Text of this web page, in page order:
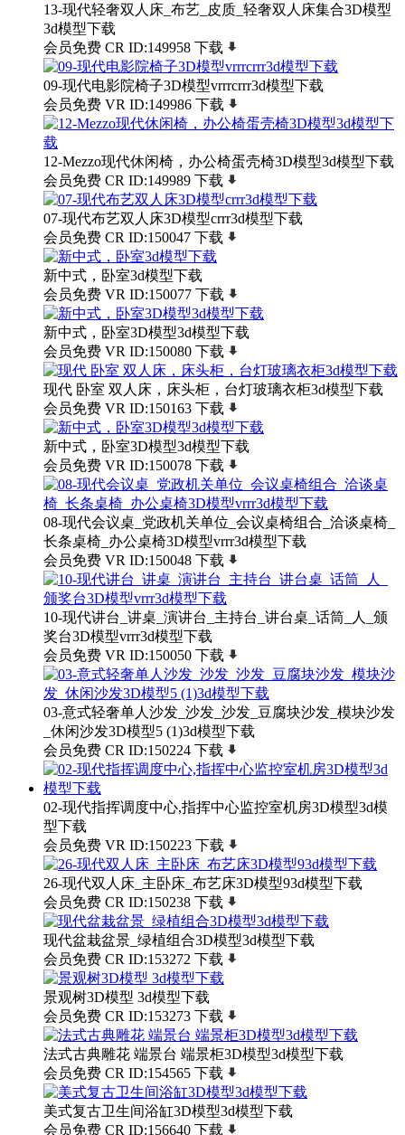
13-现代轻奢双人床_布艺_皮质_轻奢双人床集合3D模型
3d模型下载
会员免费 CR ID:149958 下载
09-现代电影院椅子3D模型vrrrcrrr3d模型下载
会员免费 VR ID:149986 下载
12-Mezzo现代休闲椅，办公椅蛋壳椅3D模型3d模型下载
会员免费 CR ID:149989 下载
07-现代布艺双人床3D模型crrr3d模型下载
会员免费 CR ID:150047 下载
新中式，卧室3d模型下载
会员免费 VR ID:150077 下载
新中式，卧室3D模型3d模型下载
会员免费 VR ID:150080 下载
现代 卧室 双人床，床头柜，台灯玻璃衣柜3d模型下载
会员免费 VR ID:150163 下载
新中式，卧室3D模型3d模型下载
会员免费 VR ID:150078 下载
08-现代会议桌_党政机关单位_会议桌椅组合_洽谈桌椅_
长条桌椅_办公桌椅3D模型vrrr3d模型下载
会员免费 VR ID:150048 下载
10-现代讲台_讲桌_演讲台_主持台_讲台桌_话筒_人_颁
奖台3D模型vrrr3d模型下载
会员免费 VR ID:150050 下载
03-意式轻奢单人沙发_沙发_沙发_豆腐块沙发_模块沙发
_休闲沙发3D模型5 (1)3d模型下载
会员免费 CR ID:150224 下载
02-现代指挥调度中心,指挥中心监控室机房3D模型3d模
型下载
会员免费 VR ID:150223 下载
26-现代双人床_主卧床_布艺床3D模型93d模型下载
会员免费 CR ID:150238 下载
现代盆栽盆景_绿植组合3D模型3d模型下载
会员免费 CR ID:153272 下载
景观树3D模型 3d模型下载
会员免费 CR ID:153273 下载
法式古典雕花 端景台 端景柜3D模型3d模型下载
会员免费 CR ID:154565 下载
美式复古卫生间浴缸3D模型3d模型下载
会员免费 CR ID:156640 下载